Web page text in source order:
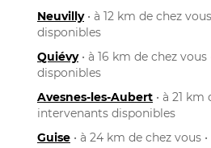
Neuvilly• à 12 km de chez
disponibles
Quiévy• à 16 km de chez
disponibles
Avesnes-les-Aubert • à 21 km
intervenants disponibles
Guise • à 24 km de chez vous